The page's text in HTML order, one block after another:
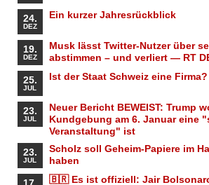
24.
DEZ
Ein kurzer Jahresrückblick
19.
DEZ
Musk lässt Twitter-Nutzer über
abstimmen – und verliert — RT
25.
JUL
Ist der Staat Schweiz eine Firma?
23.
JUL
Neuer Bericht BEWEIST: Trump
Kundgebung am 6. Januar eine
Veranstaltung" ist
23.
JUL
Scholz soll Geheim-Papiere im
haben
17.
🇧🇷 Es ist offiziell: Jair